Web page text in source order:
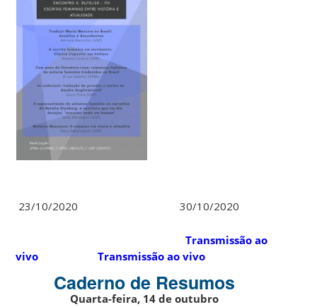
23/10/2020 30/10/2020
Transmissão ao
vivo
Transmissão ao vivo
Caderno de Resumos
Quarta-feira, 14 de outubro